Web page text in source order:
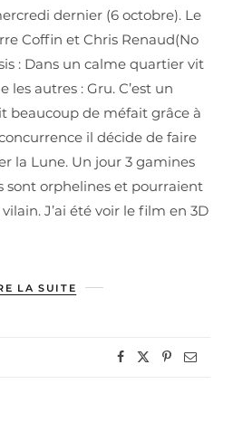
dernier (6 octobre). Le
Coffin et Chris Renaud(No
: Dans un calme quartier vit
autres : Gru. C’est un
beaucoup de méfait grâce à
il décide de faire
la Lune. Un jour 3 gamines
sont orphelines et pourraient
J’ai été voir le film en 3D
LA SUITE